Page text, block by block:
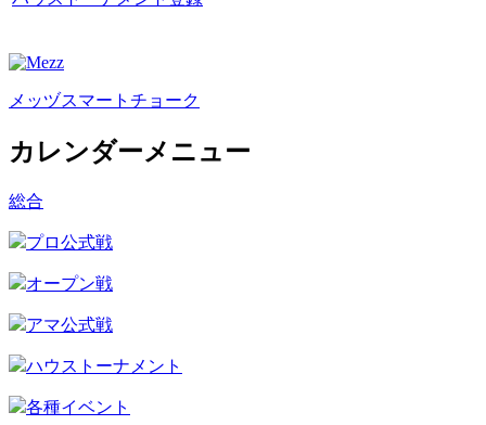
メッヅスマートチョーク
カレンダーメニュー
総合
プロ公式戦
オープン戦
アマ公式戦
ハウストーナメント
各種イベント